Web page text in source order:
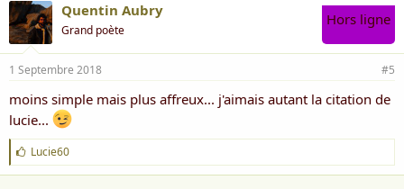
Quentin Aubry
Grand poète
Hors ligne
1 Septembre 2018 #5
moins simple mais plus affreux... j'aimais autant la citation de
lucie...
J
'
a
Lucie60